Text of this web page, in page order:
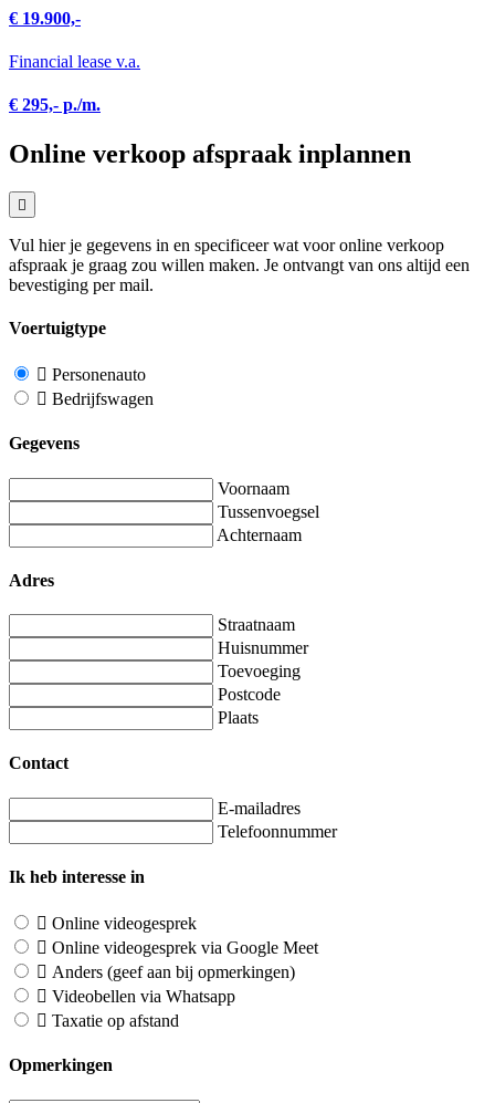
€ 19.900,-
Financial lease v.a.
€ 295,- p./m.
Online verkoop afspraak inplannen
Vul hier je gegevens in en specificeer wat voor online verkoop
afspraak je graag zou willen maken. Je ontvangt van ons altijd een
bevestiging per mail.
Voertuigtype
Personenauto
Bedrijfswagen
Gegevens
Voornaam
Tussenvoegsel
Achternaam
Adres
Straatnaam
Huisnummer
Toevoeging
Postcode
Plaats
Contact
E-mailadres
Telefoonnummer
Ik heb interesse in
Online videogesprek
Online videogesprek via Google Meet
Anders (geef aan bij opmerkingen)
Videobellen via Whatsapp
Taxatie op afstand
Opmerkingen